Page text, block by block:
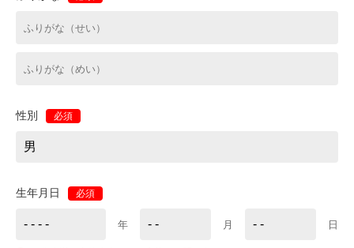
性別 必須
生年月日 必須
年 月 日